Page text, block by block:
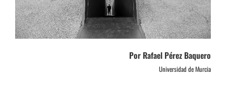
Por Rafael Pérez Baquero
Universidad de Murcia